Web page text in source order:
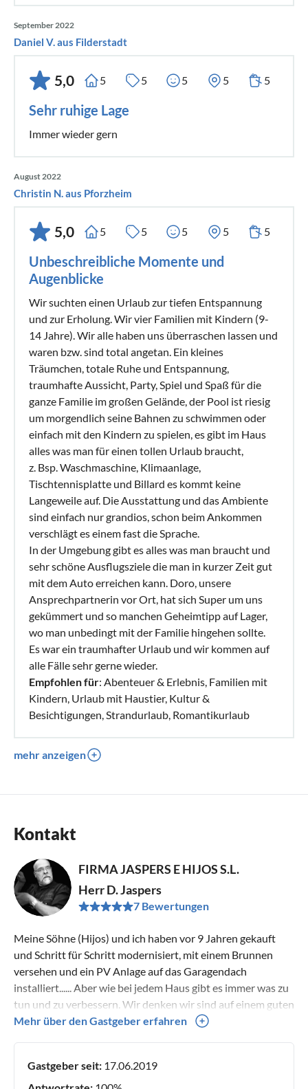
September 2022
Daniel V. aus Filderstadt
5,0 5 5 5 5 5
Sehr ruhige Lage
Immer wieder gern
August 2022
Christin N. aus Pforzheim
5,0 5 5 5 5 5
Unbeschreibliche Momente und
Augenblicke
Wir suchten einen Urlaub zur tiefen Entspannung
und zur Erholung. Wir vier Familien mit Kindern (9-
14 Jahre). Wir alle haben uns überraschen lassen und
waren bzw. sind total angetan. Ein kleines
Träumchen, totale Ruhe und Entspannung,
traumhafte Aussicht, Party, Spiel und Spaß für die
ganze Familie im großen Gelände, der Pool ist riesig
um morgendlich seine Bahnen zu schwimmen oder
einfach mit den Kindern zu spielen, es gibt im Haus
alles was man für einen tollen Urlaub braucht,
z. Bsp. Waschmaschine, Klimaanlage,
Tischtennisplatte und Billard es kommt keine
Langeweile auf. Die Ausstattung und das Ambiente
sind einfach nur grandios, schon beim Ankommen
verschlägt es einem fast die Sprache.
In der Umgebung gibt es alles was man braucht und
sehr schöne Ausflugsziele die man in kurzer Zeit gut
mit dem Auto erreichen kann. Doro, unsere
Ansprechpartnerin vor Ort, hat sich Super um uns
gekümmert und so manchen Geheimtipp auf Lager,
wo man unbedingt mit der Familie hingehen sollte.
Es war ein traumhafter Urlaub und wir kommen auf
alle Fälle sehr gerne wieder.
Empfohlen für: Abenteuer & Erlebnis, Familien mit
Kindern, Urlaub mit Haustier, Kultur &
Besichtigungen, Strandurlaub, Romantikurlaub
mehr anzeigen
Kontakt
FIRMA JASPERS E HIJOS S.L.
Herr D. Jaspers
7 Bewertungen
Meine Söhne (Hijos) und ich haben vor 9 Jahren gekauft
und Schritt für Schritt modernisiert, mit einem Brunnen
versehen und ein PV Anlage auf das Garagendach
installiert...... Aber wie bei jedem Haus gibt es immer was zu
tun und zu verbessern. Wir denken wir sind auf einem guten
Weg mit unseren Freunden aus Spanien , die uns in vielen
persönlich zu kontaktieren.
Mehr über den Gastgeber erfahren
Gastgeber seit: 17.06.2019